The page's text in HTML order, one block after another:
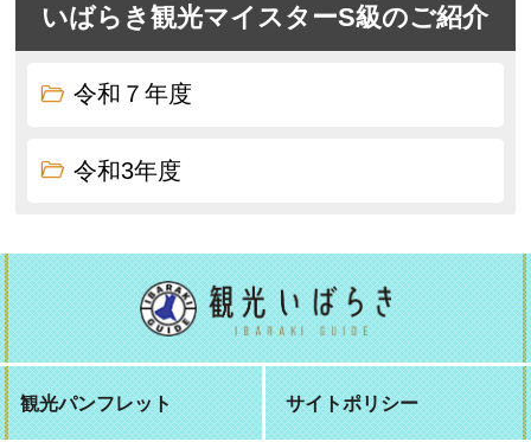
いばらき観光マイスターS級のご紹介
令和７年度
令和3年度
観光パンフレット サイトポリシー